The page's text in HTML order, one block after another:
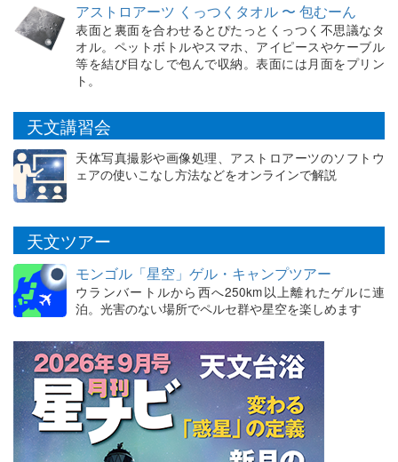
アストロアーツ くっつくタオル 〜 包むーん
表面と裏面を合わせるとぴたっとくっつく不思議なタ
オル。ペットボトルやスマホ、アイピースやケーブル
等を結び目なしで包んで収納。表面には月面をプリン
ト。
天文講習会
天体写真撮影や画像処理、アストロアーツのソフトウ
ェアの使いこなし方法などをオンラインで解説
天文ツアー
モンゴル「星空」ゲル・キャンプツアー
ウランバートルから西へ250km以上離れたゲルに連
泊。光害のない場所でペルセ群や星空を楽しめます